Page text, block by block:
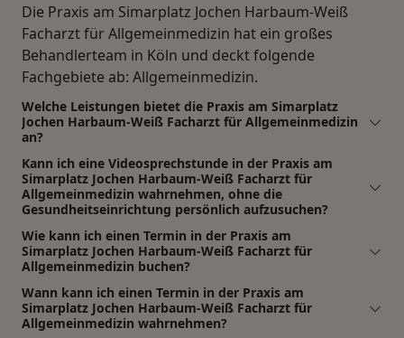
Die Praxis am Simarplatz Jochen Harbaum-Weiß
Facharzt für Allgemeinmedizin hat ein großes
Behandlerteam in Köln und deckt folgende
Fachgebiete ab: Allgemeinmedizin.
Welche Leistungen bietet die Praxis am Simarplatz
Jochen Harbaum-Weiß Facharzt für Allgemeinmedizin
an?
Kann ich eine Videosprechstunde in der Praxis am
Simarplatz Jochen Harbaum-Weiß Facharzt für
Allgemeinmedizin wahrnehmen, ohne die
Gesundheitseinrichtung persönlich aufzusuchen?
Wie kann ich einen Termin in der Praxis am
Simarplatz Jochen Harbaum-Weiß Facharzt für
Allgemeinmedizin buchen?
Wann kann ich einen Termin in der Praxis am
Simarplatz Jochen Harbaum-Weiß Facharzt für
Allgemeinmedizin wahrnehmen?